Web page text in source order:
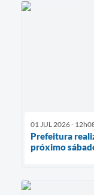
01 JUL 2026 -
Prefeitura
próximo